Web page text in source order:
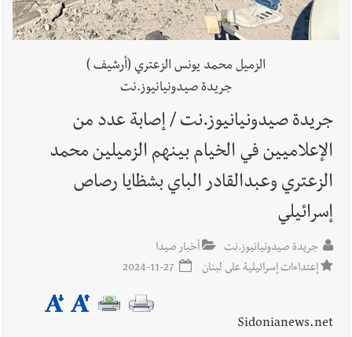
الزميل محمد يونس الزعتري (أرشيف )
جريدة صيدونيانيوز.نت
جريدة صيدونيانيوز.نت / إصابة عدد من
الإعلاميين في الخيام بينهم الزميلين محمد
الزعتري وعبدالقادر الباي بشظايا رصاص
إسرائيلي
جريدة صيدونيانيوز.نت
أخبار صيدا
إعتداءات إسرائيلية على لبنان
2024-11-27
Sidonianews.net